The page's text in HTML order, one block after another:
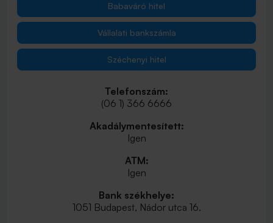
Babaváró hitel
Vállalati bankszámla
Széchenyi hitel
Telefonszám:
(06 1) 366 6666
Akadálymentesített:
Igen
ATM:
Igen
Bank székhelye:
1051 Budapest, Nádor utca 16.